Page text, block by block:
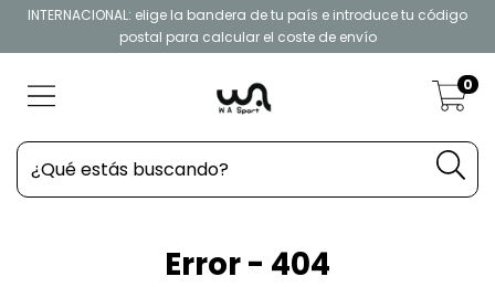
INTERNACIONAL: elige la bandera de tu país e introduce tu código
postal para calcular el coste de envío
0
Error - 404